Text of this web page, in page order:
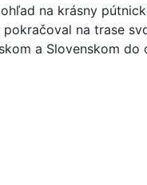
na krásny
na trase
a Slovenskom do